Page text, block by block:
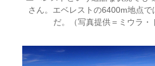
さん。エベレストの6400m地点
だ。（写真提供＝ミウラ・